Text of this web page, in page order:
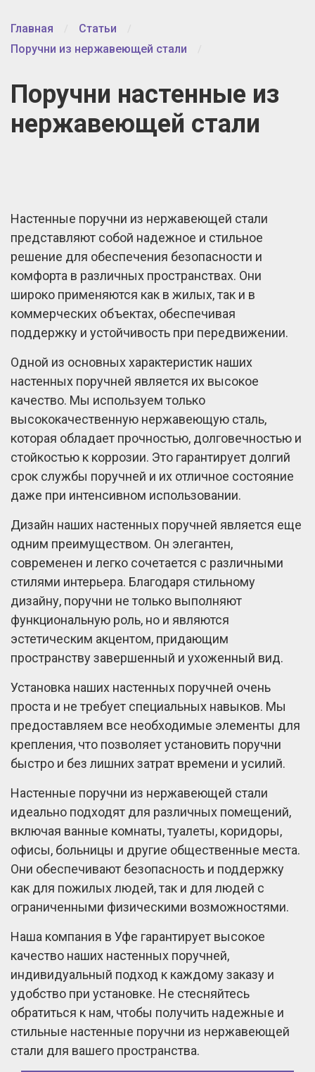
Главная
Статьи
Поручни из нержавеющей стали
Поручни настенные из
нержавеющей стали
Настенные поручни из нержавеющей стали
представляют собой надежное и стильное
решение для обеспечения безопасности и
комфорта в различных пространствах. Они
широко применяются как в жилых, так и в
коммерческих объектах, обеспечивая
поддержку и устойчивость при передвижении.
Одной из основных характеристик наших
настенных поручней является их высокое
качество. Мы используем только
высококачественную нержавеющую сталь,
которая обладает прочностью, долговечностью и
стойкостью к коррозии. Это гарантирует долгий
срок службы поручней и их отличное состояние
даже при интенсивном использовании.
Дизайн наших настенных поручней является еще
одним преимуществом. Он элегантен,
современен и легко сочетается с различными
стилями интерьера. Благодаря стильному
дизайну, поручни не только выполняют
функциональную роль, но и являются
эстетическим акцентом, придающим
пространству завершенный и ухоженный вид.
Установка наших настенных поручней очень
проста и не требует специальных навыков. Мы
предоставляем все необходимые элементы для
крепления, что позволяет установить поручни
быстро и без лишних затрат времени и усилий.
Настенные поручни из нержавеющей стали
идеально подходят для различных помещений,
включая ванные комнаты, туалеты, коридоры,
офисы, больницы и другие общественные места.
Они обеспечивают безопасность и поддержку
как для пожилых людей, так и для людей с
ограниченными физическими возможностями.
Наша компания в Уфе гарантирует высокое
качество наших настенных поручней,
индивидуальный подход к каждому заказу и
удобство при установке. Не стесняйтесь
обратиться к нам, чтобы получить надежные и
стильные настенные поручни из нержавеющей
стали для вашего пространства.